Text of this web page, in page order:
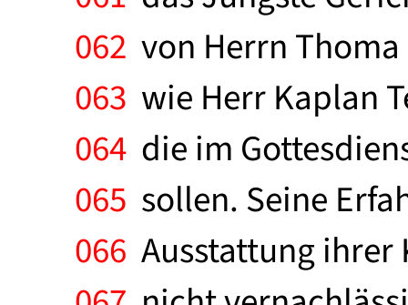
062 von Herrn
063 wie Herr Kaplan
064 die im
065 sollen. Seine
066 Ausstattung ihrer